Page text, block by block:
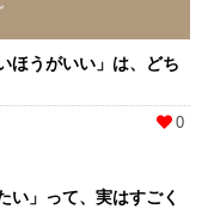
ほうがいい」は、どち
0
い」って、実はすごく